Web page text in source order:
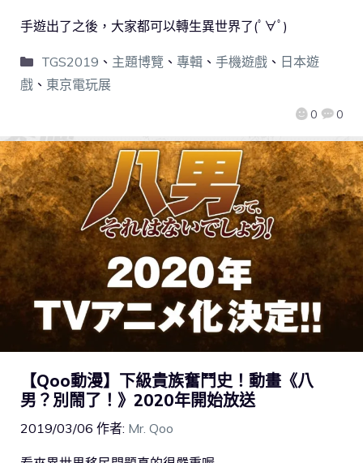
0 0
手遊出了之後，大家都可以轉生異世界了(ﾟ∀ﾟ)
TGS2019 、 主題博覽 、 專輯、 手機遊戲、 日本遊
戲 、 東京電玩展
【Qoo動漫】下級貴族奮鬥史！動畫《八
男？別鬧了！》2020年開始放送
2019/03/06 作者: Mr. Qoo